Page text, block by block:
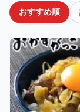
おすすめ順